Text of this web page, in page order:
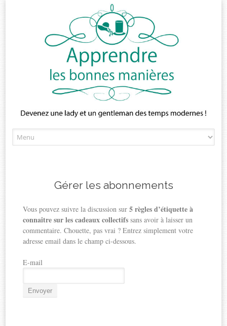
to
Gérer les abonnements
Vous pouvez suivre la discussion sur5 règles d’étiquette à
connaître sur les cadeaux collectifs sans avoir à laisser un
commentaire. Chouette, pas vrai ? Entrez simplement votre
adresse email dans le champ ci-dessous.
E-mail